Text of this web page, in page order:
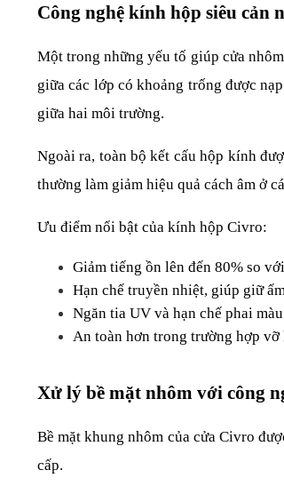
Công nghệ kính hộp siêu cản
Một trong những yếu tố giúp cửa
giữa các lớp có khoảng trống được
giữa hai môi trường.
Ngoài ra, toàn bộ kết cấu hộp kính
thường làm giảm hiệu quả cách âm ở
Ưu điểm nổi bật của kính hộp Civro:
Giảm tiếng ồn lên đến 80% so
Hạn chế truyền nhiệt, giúp giữ
Ngăn tia UV và hạn chế phai
An toàn hơn trong trường hợp
Xử lý bề mặt nhôm với công
Bề mặt khung nhôm của cửa Civro
cấp.